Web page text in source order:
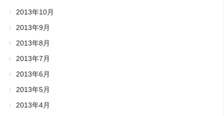
2013年10月
2013年9月
2013年8月
2013年7月
2013年6月
2013年5月
2013年4月